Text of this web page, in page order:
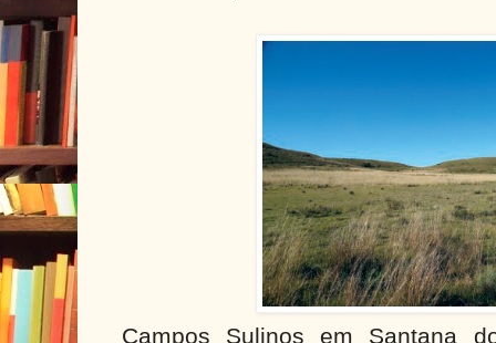
Campos Sulinos em Santana